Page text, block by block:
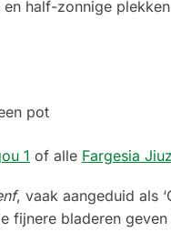
half-zonnige
pot
1 of alle Fargesia
, vaak aangeduid als
fijnere bladeren